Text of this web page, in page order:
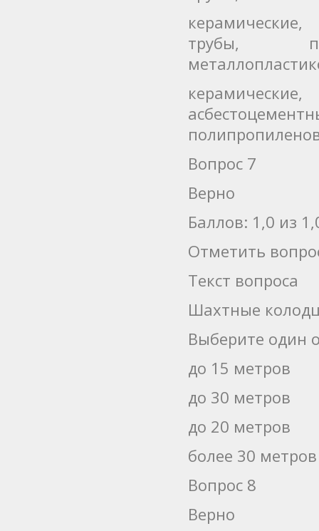
трубы,
Вопрос 7
Верно
Баллов: 1,0 из
Отметить
Текст вопроса
Шахтные
Выберите один
до 15 метров
до 30 метров
до 20 метров
более 30 метров
Вопрос 8
Верно